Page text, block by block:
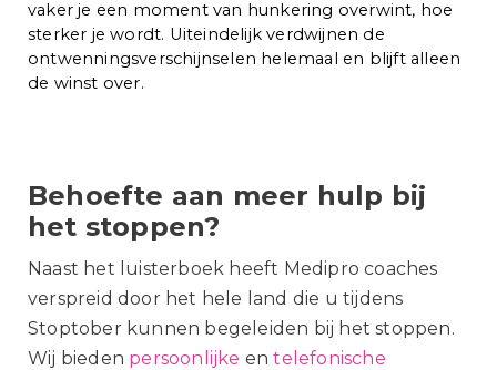
vaker je een moment van hunkering overwint, hoe
sterker je wordt. Uiteindelijk verdwijnen de
ontwenningsverschijnselen helemaal en blijft alleen
de winst over.
Behoefte aan meer hulp bij
het stoppen?
Naast het luisterboek heeft Medipro coaches
verspreid door het hele land die u tijdens
Stoptoberkunnen begeleiden bij het stoppen.
Wij bieden persoonlijke entelefonische